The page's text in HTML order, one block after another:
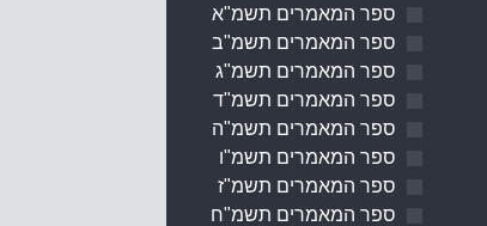
ספר המאמרים תשמ"א
ספר המאמרים תשמ"ב
ספר המאמרים תשמ"ג
ספר המאמרים תשמ"ד
ספר המאמרים תשמ"ה
ספר המאמרים תשמ"ו
ספר המאמרים תשמ"ז
ספר המאמרים תשמ"ח